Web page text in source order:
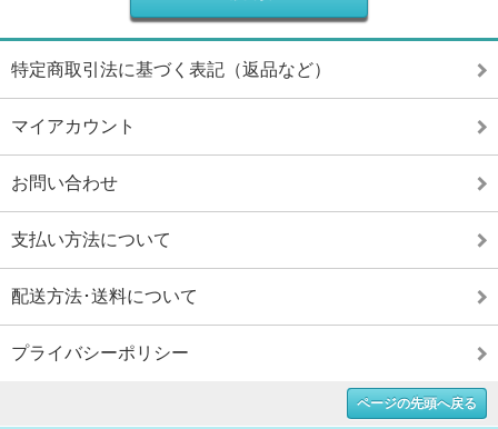
特定商取引法に基づく表記（返品など）
マイアカウント
お問い合わせ
支払い方法について
配送方法･送料について
プライバシーポリシー
ページの先頭へ戻る